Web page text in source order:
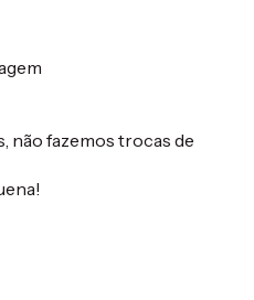
não fazemos trocas de